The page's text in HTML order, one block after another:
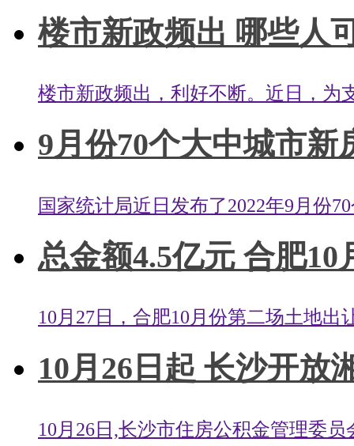
楼市新政频出 哪些人
楼市新政频出，利好不断。近日，为
9月份70个大中城市新
国家统计局近日发布了2022年9月份
总金额4.5亿元 合肥
10月27日，合肥10月份第二场土地
10月26日起 长沙开放
10月26日,长沙市住房公积金管理委